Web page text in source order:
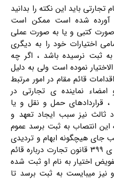
باید این نکته را بدانید
آورده شده است ممکن است
کتبی و یا به صورت عملی
اختیارات خود را به دیگری
ثبت نرسیده باشد ، اگر چه
نموده است ولی به دلیل
قائم مقام در امور مرتبط
امضاء نماینده ی تجارتی در
قراردادهای حمل و نقل و یا
ثالث نیز سبب ایجاد تعهد و
این انتصاب به ثبت برسد عموم
جای هیچگونه ابهام و تردیدی
باقی نمانده باشد زیرا در ماده ی ۳۹۹ قانون تجارت درباره قائم
اختیار به نام او ثبت شده
میبایست به ثبت برسد تا